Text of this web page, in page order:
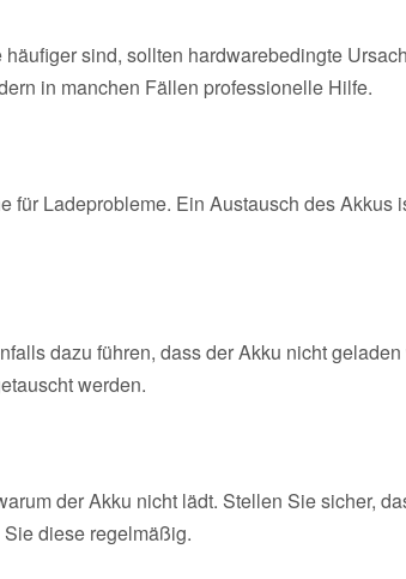
sind, sollten hardwarebedingte
in manchen Fällen professionelle Hilfe.
für Ladeprobleme. Ein Austausch des Akkus
dazu führen, dass der Akku nicht
werden.
der Akku nicht lädt. Stellen Sie sicher,
diese regelmäßig.